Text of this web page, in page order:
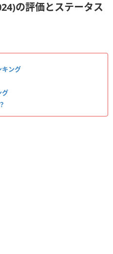
の評価とステータス
キング
グ